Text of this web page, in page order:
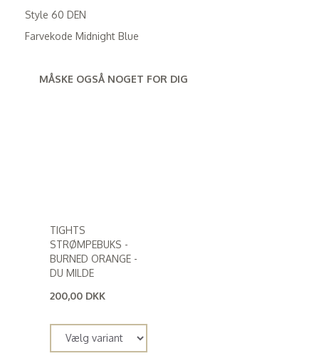
Style 60 DEN
Farvekode Midnight Blue
MÅSKE OGSÅ NOGET FOR DIG
TIGHTS
STRØMPEBUKS -
BURNED ORANGE -
DU MILDE
200,00 DKK